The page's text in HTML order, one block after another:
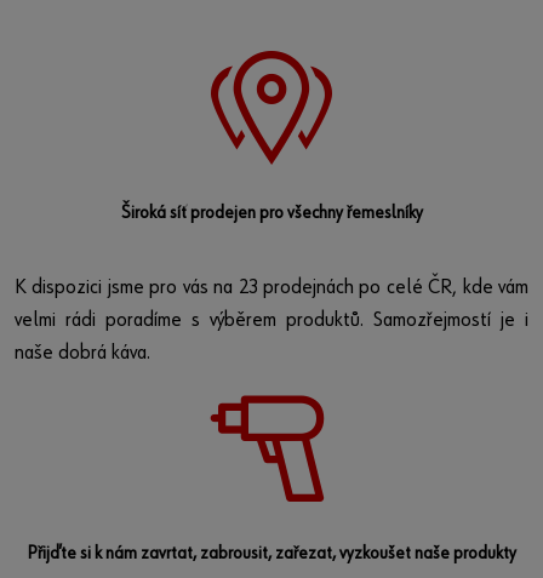
Široká síť prodejen pro všechny řemeslníky
K dispozici jsme pro vás na 23 prodejnách po celé ČR, kde vám
velmi rádi poradíme s výběrem produktů. Samozřejmostí je i
naše dobrá káva.
Přijďte si k nám zavrtat, zabrousit, zařezat, vyzkoušet naše produkty